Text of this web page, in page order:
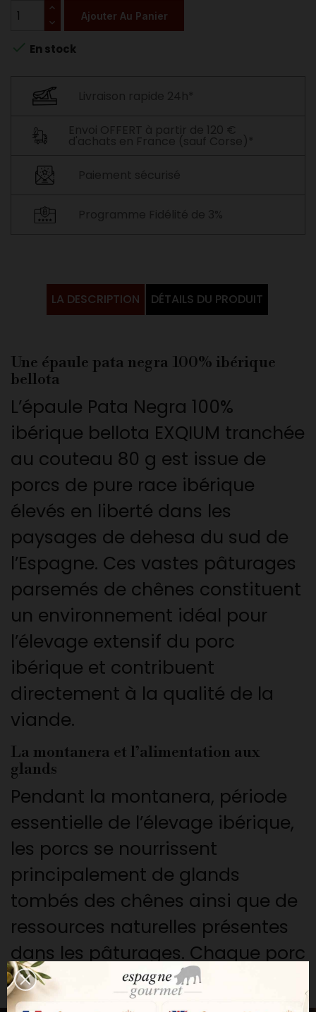
Ajouter Au Panier
 En stock
LA DESCRIPTION DÉTAILS DU PRODUIT
Une épaule pata negra 100% ibérique
bellota
L’épaule Pata Negra 100%
ibérique bellota EXQIUM tranchée
au couteau 80 g est issue de
porcs de pure race ibérique
élevés en liberté dans les
paysages de dehesa du sud de
l’Espagne. Ces vastes pâturages
parsemés de chênes constituent
un environnement idéal pour
l’élevage extensif du porc
ibérique et contribuent
directement à la qualité de la
viande.
La montanera et l’alimentation aux
glands
Pendant la montanera, période
essentielle de l’élevage ibérique,
les porcs se nourrissent
principalement de glands
tombés des chênes ainsi que de
ressources naturelles présentes
dans les pâturages. Chaque porc
peut consommer entre 8 et 10 kg
de glands par jour. Cette